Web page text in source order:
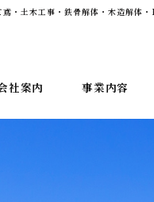
・土木工事・鉄骨解体・木造解体・
社案内 事業内容